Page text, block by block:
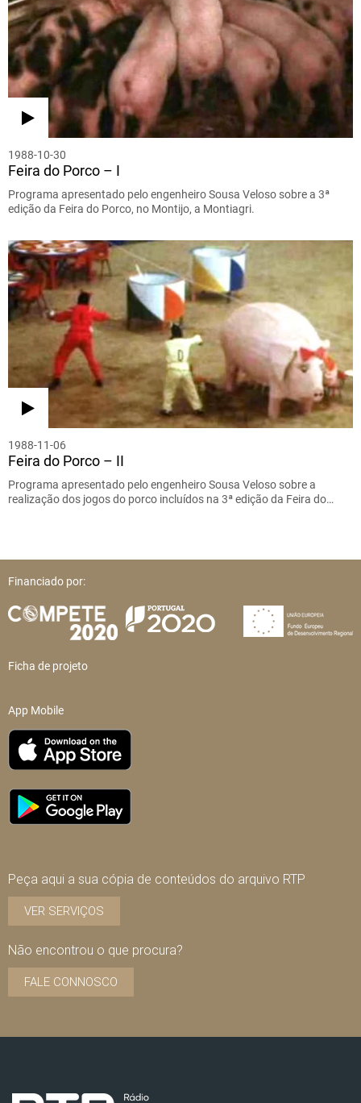
1988-10-30
Feira do Porco – I
Programa apresentado pelo engenheiro Sousa Veloso sobre a 3ª
edição da Feira do Porco, no Montijo, a Montiagri.
1988-11-06
Feira do Porco – II
Programa apresentado pelo engenheiro Sousa Veloso sobre a
realização dos jogos do porco incluídos na 3ª edição da Feira do…
Financiado por:
Ficha de projeto
App Mobile
Peça aqui a sua cópia de conteúdos do arquivo RTP
VER SERVIÇOS
Não encontrou o que procura?
FALE CONNOSCO